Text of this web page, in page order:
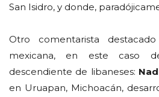
San Isidro, y donde,
Otro comentarista
mexicana, en este caso
descendiente de libaneses:
en Uruapan, Michoacán,